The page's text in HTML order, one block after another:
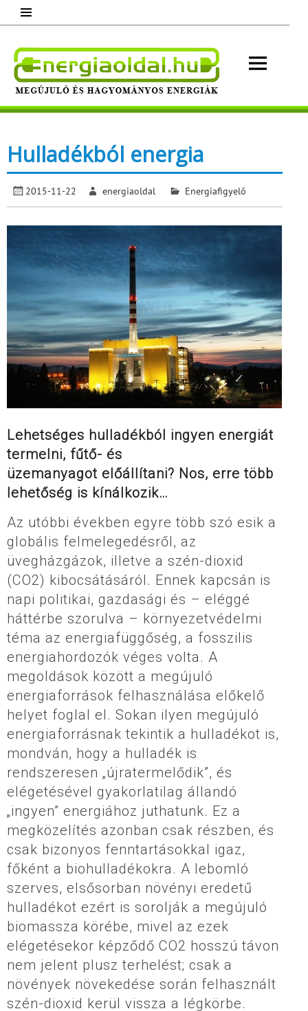
content
Megújuló és hagyományos energiák.
Hulladékból energia
2015-11-22 energiaoldal Energiafigyelő
Lehetséges hulladékból ingyen energiát
termelni, fűtő- és
üzemanyagot előállítani? Nos, erretöbb
lehetőség is kínálkozik…
Az utóbbi években egyre több szó esik a
globális felmelegedésről, az
üvegházgázok, illetve a szén-dioxid
(CO2) kibocsátásáról. Ennek kapcsán is
napi politikai, gazdasági és – eléggé
háttérbe szorulva – környezetvédelmi
téma az energiafüggőség, a fosszilis
energiahordozók véges volta. A
megoldások között a megújuló
energiaforrások felhasználása előkelő
helyet foglal el. Sokan ilyen megújuló
energiaforrásnak tekintik a hulladékot is,
mondván, hogy a hulladék is
rendszeresen „újratermelődik”, és
elégetésével gyakorlatilag állandó
„ingyen” energiához juthatunk. Ez a
megközelítés azonban csak részben, és
csak bizonyos fenntartásokkal igaz,
főként a biohulladékokra. A lebomló
szerves, elsősorban növényi eredetű
hulladékot ezért is sorolják a megújuló
biomassza körébe, mivel az ezek
elégetésekor képződő CO2 hosszú távon
nem jelent plusz terhelést; csak a
növények növekedése során felhasznált
szén-dioxid kerül vissza a légkörbe.